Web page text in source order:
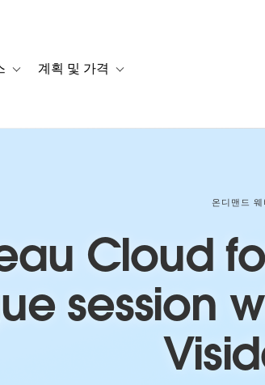
객 스토리for 솔루션
Toggle sub-navigation for 리소스
계획 및 가격 Toggle sub-navigation for 계획
온디맨드 웨
Cloud
session